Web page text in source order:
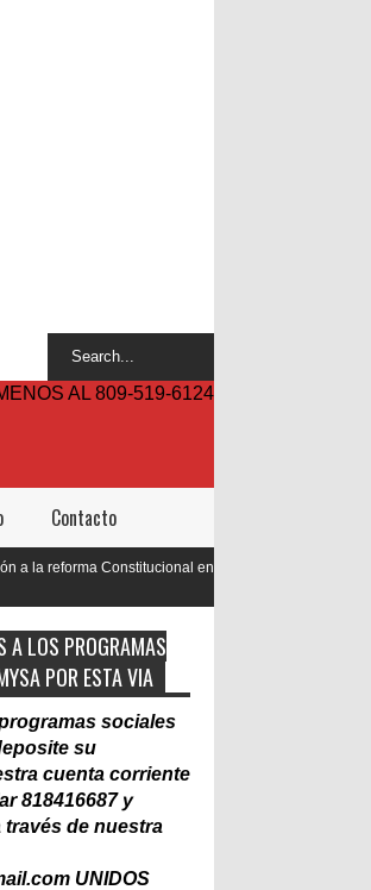
AL 809-519-6124
Contacto
en mas de un 90
A LOS PROGRAMAS
POR ESTA VIA
sociales
su
cuenta corriente
818416687 y
de nuestra
UNIDOS